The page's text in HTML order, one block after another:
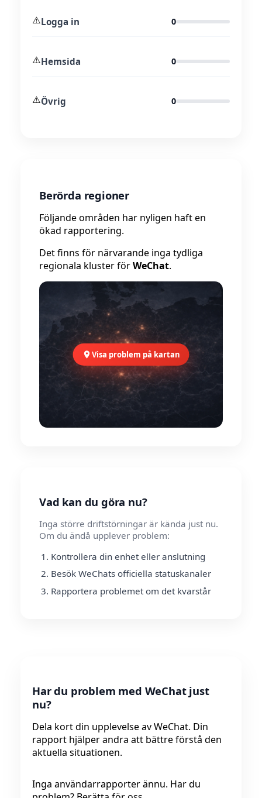
⚠️Logga in 0
⚠️Hemsida 0
⚠️Övrig 0
Berörda regioner
Följande områden har nyligen haft en
ökad rapportering.
Det finns för närvarande inga tydliga
regionala kluster förWeChat.
Visa problem på kartan
Vad kan du göra nu?
Inga större driftstörningar är kända just nu.
Om du ändå upplever problem:
Kontrollera din enhet eller anslutning
Besök WeChats officiella statuskanaler
Rapportera problemet om det kvarstår
Har du problem med WeChat just
nu?
Dela kort din upplevelse av WeChat. Din
rapport hjälper andra att bättre förstå den
aktuella situationen.
Inga användarrapporter ännu. Har du